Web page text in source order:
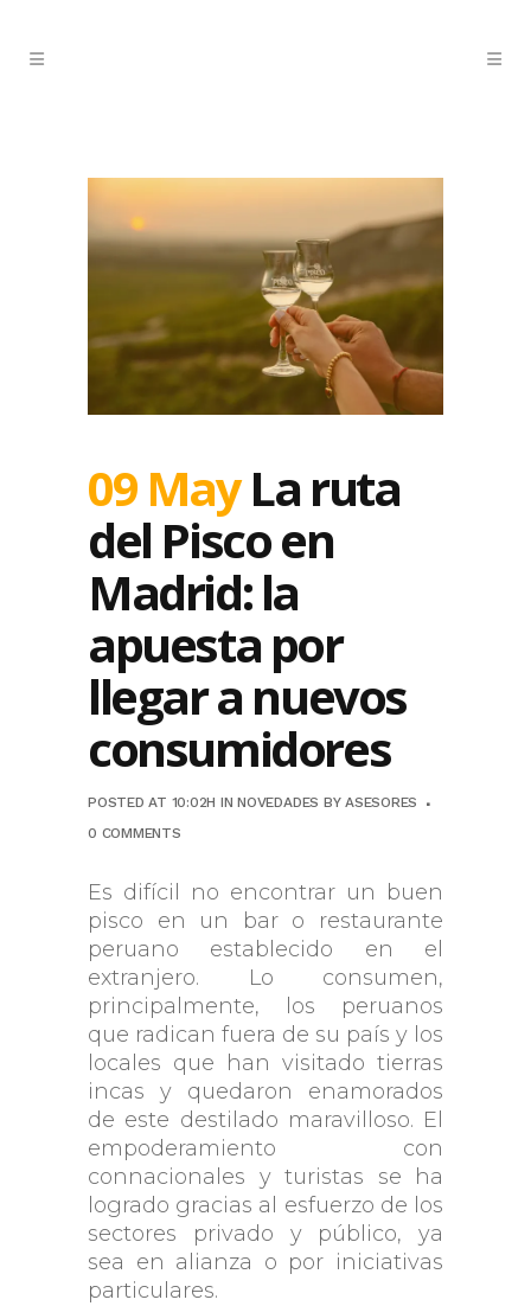
09 MayLa ruta
del Pisco en
Madrid: la
apuesta por
llegar a nuevos
consumidores
POSTED AT 10:02H INNOVEDADES BYASESORES
0 COMMENTS
Es difícil no encontrar un buen
pisco en un bar o restaurante
peruano establecido en el
extranjero. Lo consumen,
principalmente, los peruanos
que radican fuera de su país y los
locales que han visitado tierras
incas y quedaron enamorados
de este destilado maravilloso. El
empoderamiento con
connacionales y turistas se ha
logrado gracias al esfuerzo de los
sectores privado y público, ya
sea en alianza o por iniciativas
particulares.